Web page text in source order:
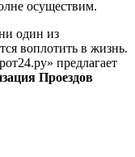
осуществим.
один из
воплотить в жизнь.
предлагает
Проездов